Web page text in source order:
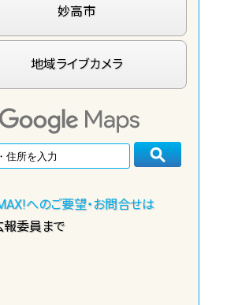
妙高市
地域ライブカメラ
へのご要望・お問合せは
委員まで